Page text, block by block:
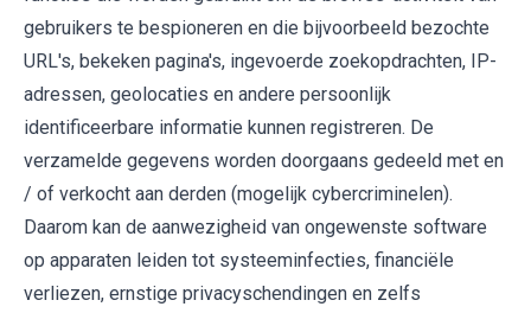
gebruikers te bespioneren en die bijvoorbeeld bezochte
URL's, bekeken pagina's, ingevoerde zoekopdrachten, IP-
adressen, geolocaties en andere persoonlijk
identificeerbare informatie kunnen registreren. De
verzamelde gegevens worden doorgaans gedeeld met en
/ of verkocht aan derden (mogelijk cybercriminelen).
Daarom kan de aanwezigheid van ongewenste software
op apparaten leiden tot systeeminfecties, financiële
verliezen, ernstige privacyschendingen en zelfs